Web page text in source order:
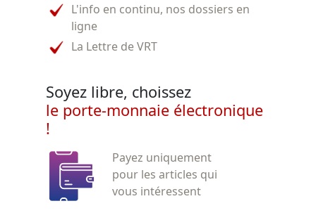
L'info en continu, nos dossiers en
ligne
La Lettre de VRT
Soyez libre, choissez
le porte-monnaie électronique
!
Payez uniquement
pour les articles qui
vous intéressent